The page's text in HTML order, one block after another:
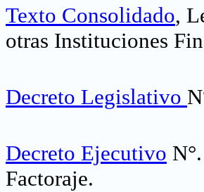
Texto Consolidado,
otras Instituciones
Decreto Legislativo
Decreto Ejecutivo
Factoraje.